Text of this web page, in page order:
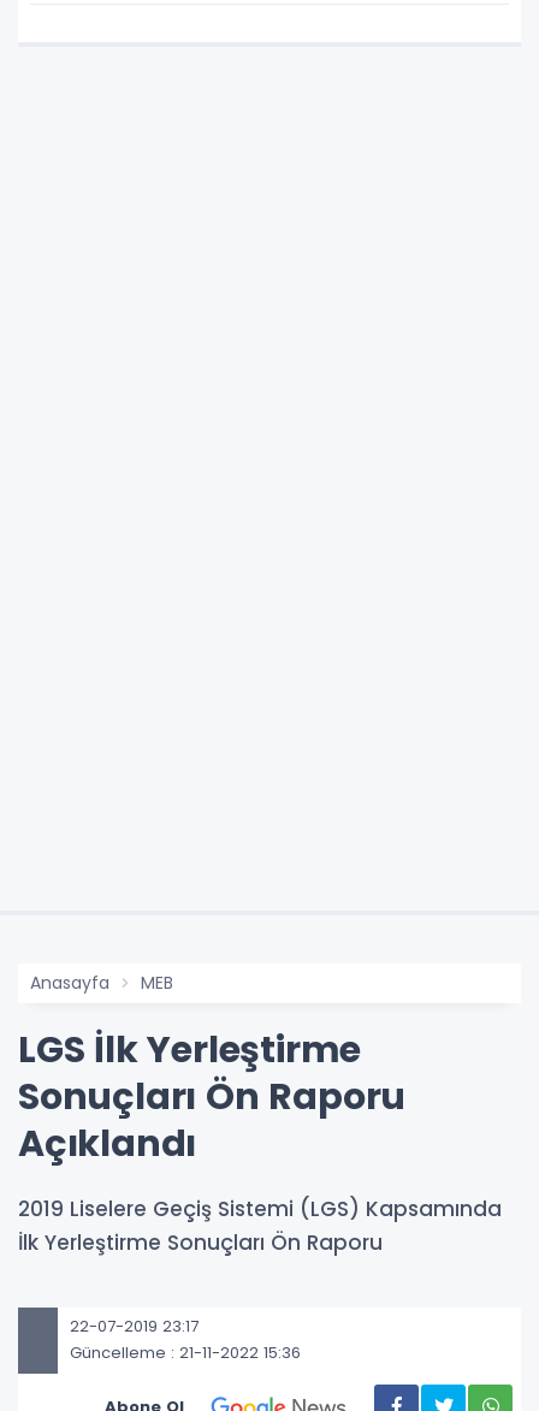
Anasayfa MEB
LGS İlk Yerleştirme
Sonuçları Ön Raporu
Açıklandı
2019 Liselere Geçiş Sistemi (LGS) Kapsamında
İlk Yerleştirme Sonuçları Ön Raporu
22-07-2019 23:17
Güncelleme : 21-11-2022 15:36